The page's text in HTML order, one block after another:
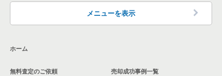
メニューを表示
ホーム
無料査定のご依頼 売却成功事例一覧